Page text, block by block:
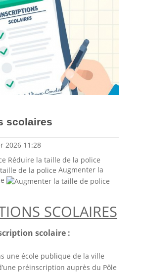
scolaires
2026 11:28
Réduire la taille de la police
Augmenter la
SCOLAIRES
scolaire :
une école publique de la ville
préinscription auprès du Pôle